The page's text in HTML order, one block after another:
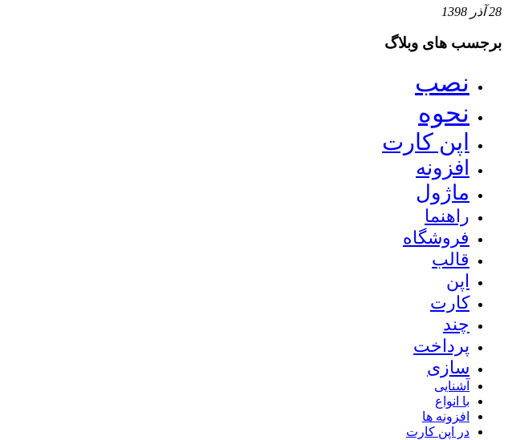
28 آذر 1398
برجسب های وبلاگ
نصب
نحوه
اپن کارت
افزونه
ماژول
راهنما
فروشگاه
قالب
اپن
کارت
چند
پرداخت
سازی
آشنایی
با انواع
افزونه ها
در اپن کارت